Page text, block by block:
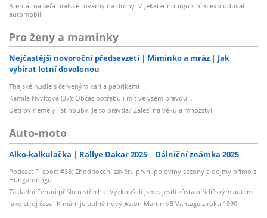
Atentát na šéfa uralské továrny na drony: V Jekatěrinburgu s ním explodoval
automobil
Pro ženy a maminky
Nejčastější novoroční předsevzetí Miminko a mráz
Jak
vybírat letní dovolenou
Thajské nudle s červeným kari a paprikami
Kamila Nývltová (37): Občas potřebuji mít ve všem pravdu...
Děti by neměly jíst houby! Je to pravda? Záleží na věku a množství
Auto-moto
Alko-kalkulačka Rallye Dakar 2025 Dálniční známka 2025
Podcast F1sport #38: Zhodnocení závěru první poloviny sezony a dojmy přímo z
Hungaroringu
Základní Ferrari přišlo o střechu. Vyzkoušeli jsme, jestli zůstalo řidičským autem
Jako stroj času: K mání je úplně nový Aston Martin V8 Vantage z roku 1990